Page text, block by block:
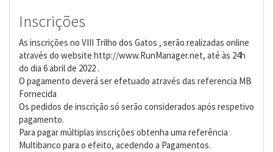
Inscrições
As inscrições no VIII Trilho dos Gatos , serão realizadas online
através do website http://www.RunManager.net, até às 24h
do dia 6 abril de 2022 .
O pagamento deverá ser efetuado através das referencia MB
Fornecida
Os pedidos de inscrição só serão considerados após respetivo
pagamento.
Para pagar múltiplas inscrições obtenha uma referência
Multibanco para o efeito, acedendo a Pagamentos.